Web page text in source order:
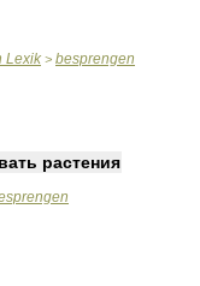
Lexik > besprengen
растения